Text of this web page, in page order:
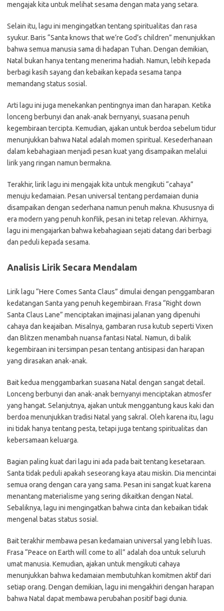
mengajak kita untuk melihat sesama dengan mata yang setara.
Selain itu, lagu ini mengingatkan tentang spiritualitas dan rasa
syukur. Baris “Santa knows that we’re God’s children” menunjukkan
bahwa semua manusia sama di hadapan Tuhan. Dengan demikian,
Natal bukan hanya tentang menerima hadiah. Namun, lebih kepada
berbagi kasih sayang dan kebaikan kepada sesama tanpa
memandang status sosial.
Arti lagu ini juga menekankan pentingnya iman dan harapan. Ketika
lonceng berbunyi dan anak-anak bernyanyi, suasana penuh
kegembiraan tercipta. Kemudian, ajakan untuk berdoa sebelum tidur
menunjukkan bahwa Natal adalah momen spiritual. Kesederhanaan
dalam kebahagiaan menjadi pesan kuat yang disampaikan melalui
lirik yang ringan namun bermakna.
Terakhir, lirik lagu ini mengajak kita untuk mengikuti “cahaya”
menuju kedamaian. Pesan universal tentang perdamaian dunia
disampaikan dengan sederhana namun penuh makna. Khususnya di
era modern yang penuh konflik, pesan ini tetap relevan. Akhirnya,
lagu ini mengajarkan bahwa kebahagiaan sejati datang dari berbagi
dan peduli kepada sesama.
Analisis Lirik Secara Mendalam
Lirik lagu “Here Comes Santa Claus” dimulai dengan penggambaran
kedatangan Santa yang penuh kegembiraan. Frasa “Right down
Santa Claus Lane” menciptakan imajinasi jalanan yang dipenuhi
cahaya dan keajaiban. Misalnya, gambaran rusa kutub seperti Vixen
dan Blitzen menambah nuansa fantasi Natal. Namun, di balik
kegembiraan ini tersimpan pesan tentang antisipasi dan harapan
yang dirasakan anak-anak.
Bait kedua menggambarkan suasana Natal dengan sangat detail.
Lonceng berbunyi dan anak-anak bernyanyi menciptakan atmosfer
yang hangat. Selanjutnya, ajakan untuk menggantung kaus kaki dan
berdoa menunjukkan tradisi Natal yang sakral. Oleh karena itu, lagu
ini tidak hanya tentang pesta, tetapi juga tentang spiritualitas dan
kebersamaan keluarga.
Bagian paling kuat dari lagu ini ada pada bait tentang kesetaraan.
Santa tidak peduli apakah seseorang kaya atau miskin. Dia mencintai
semua orang dengan cara yang sama. Pesan ini sangat kuat karena
menantang materialisme yang sering dikaitkan dengan Natal.
Sebaliknya, lagu ini mengingatkan bahwa cinta dan kebaikan tidak
mengenal batas status sosial.
Bait terakhir membawa pesan kedamaian universal yang lebih luas.
Frasa “Peace on Earth will come to all” adalah doa untuk seluruh
umat manusia. Kemudian, ajakan untuk mengikuti cahaya
menunjukkan bahwa kedamaian membutuhkan komitmen aktif dari
setiap orang. Dengan demikian, lagu ini mengakhiri dengan harapan
bahwa Natal dapat membawa perubahan positif bagi dunia.